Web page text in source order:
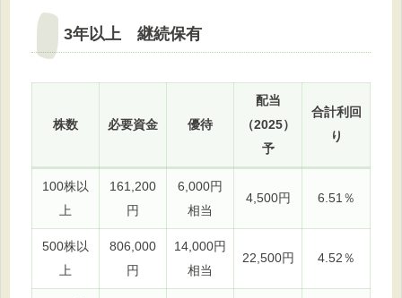
3年以上 継続保有
株数 必要資金 優待
配当
（2025）
予
合計利回
り
100株以
上
161,200
円
6,000円
相当
4,500円 6.51％
500株以
上
806,000
円
14,000円
相当
22,500円 4.52％